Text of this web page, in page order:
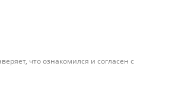
что ознакомился и согласен с